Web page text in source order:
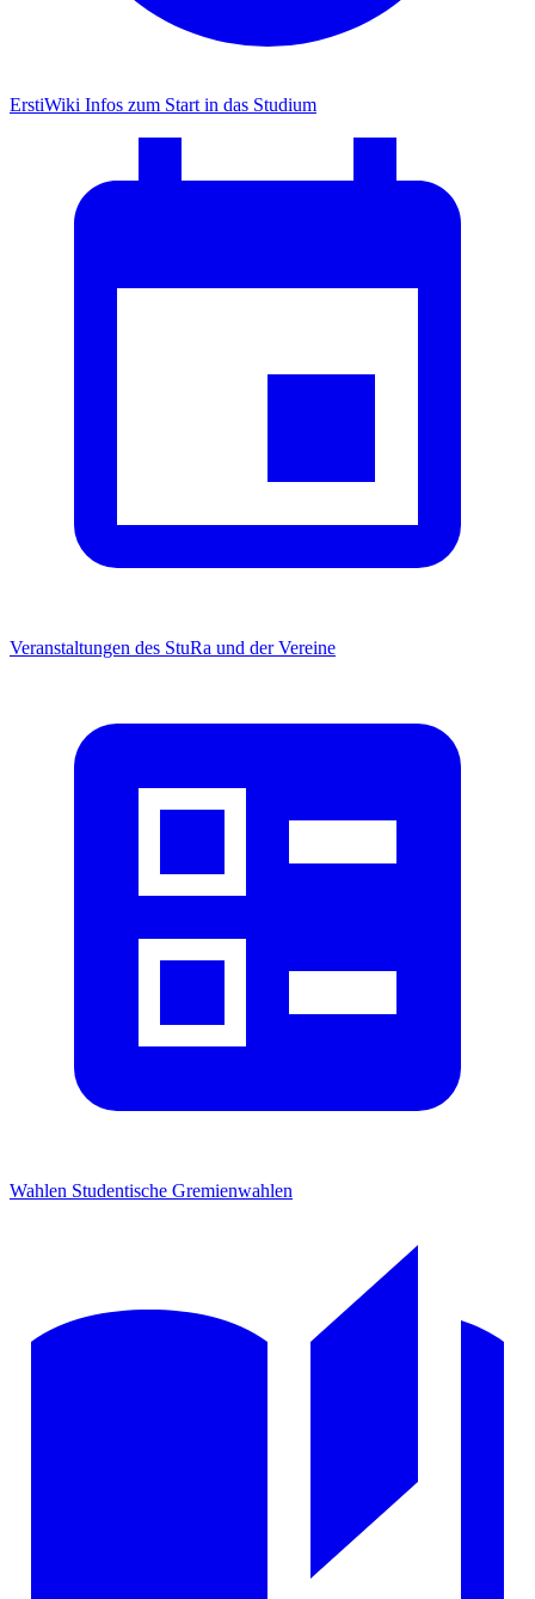
ErstiWiki Infos zum Start in das Studium
Veranstaltungen des StuRa und der Vereine
Wahlen Studentische Gremienwahlen